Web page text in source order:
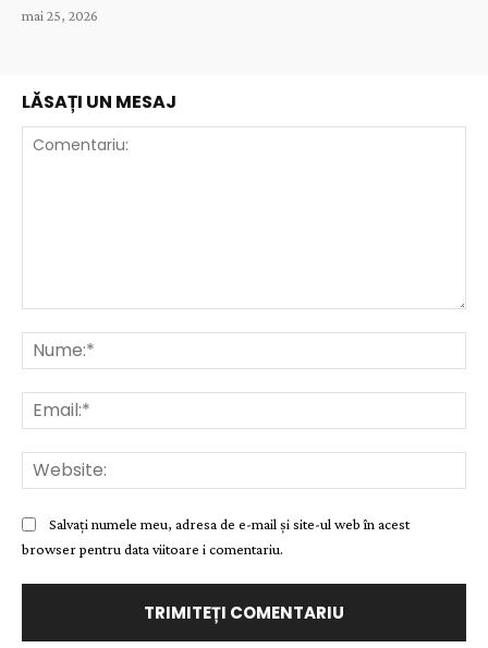
mai 25, 2026
LĂSAȚI UN MESAJ
Salvați numele meu, adresa de e-mail și site-ul web în acest
browser pentru data viitoare i comentariu.